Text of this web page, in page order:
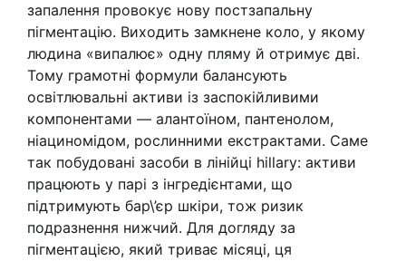
запалення провокує нову постзапальну
пігментацію. Виходить замкнене коло, у якому
людина «випалює» одну пляму й отримує дві.
Тому грамотні формули балансують
освітлювальні активи із заспокійливими
компонентами — алантоїном, пантенолом,
ніациномідом, рослинними екстрактами. Саме
так побудовані засоби в лінійці hillary: активи
працюють у парі з інгредієнтами, що
підтримують бар\’єр шкіри, тож ризик
подразнення нижчий. Для догляду за
пігментацією, який триває місяці, ця